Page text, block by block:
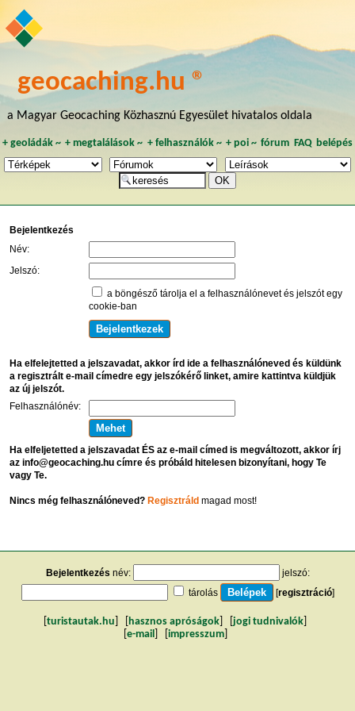
geocaching.hu ®
a Magyar Geocaching Közhasznú Egyesület hivatalos oldala
+ geoládák~ +megtalálások ~ + felhasználók~ + poi~ fórum FAQ belépés
Bejelentkezés
Név:
Jelszó:
a böngésző tárolja el a felhasználónevet és jelszót egy
cookie-ban
Ha elfelejtetted a jelszavadat, akkor írd ide a felhasználóneved és küldünk
a regisztrált e-mail címedre egy jelszókérő linket, amire kattintva küldjük
az új jelszót.
Felhasználónév:
Ha elfeljetetted a jelszavadat ÉS az e-mail címed is megváltozott, akkor írj
az info@geocaching.hu címre és próbáld hitelesen bizonyítani, hogy Te
vagy Te.
Nincs még felhasználóneved? Regisztráldmagad most!
Bejelentkezés név:
jelszó:
tárolás
[regisztráció]
turistautak.hu hasznos apróságok jogi tudnivalók
e-mail impresszum]